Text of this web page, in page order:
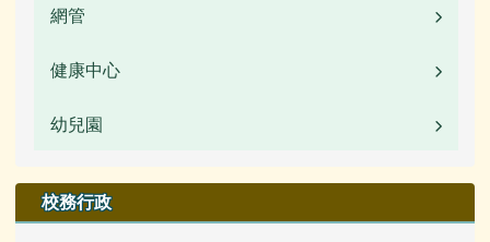
榮譽榜
行事曆
活動相簿
公開資訊
常用連結
校園公告
行事曆
網管
校園公告
活動相簿
校園影音
健康中心
校園公告
行事曆
幼兒園
業務職掌
校務行政